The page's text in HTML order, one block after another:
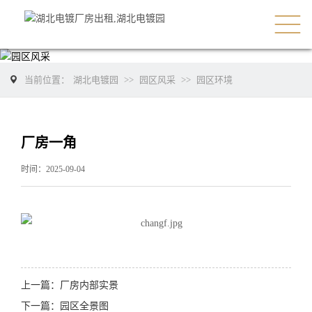
当前位置： 湖北电镀园 >> 园区风采 >> 园区环境
厂房一角
时间：2025-09-04
上一篇： 厂房内部实景
下一篇：
园区全景图